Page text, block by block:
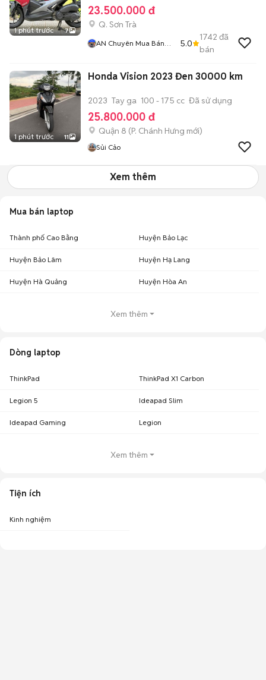
1 phút trước 7
23.500.000 đ
Q. Sơn Trà
AN Chuyên Mua Bán
Nẵng BÁN XE TRẢ GÓP
5.0
1742 đã
bán
1 phút trước 11
Honda Vision 2023 Đen 30000 km
2023 Tay ga 100 - 175 cc Đã sử dụng
25.800.000 đ
Quận 8 (P. Chánh Hưng mới)
Sủi Cảo
Xem thêm
Mua bán laptop
Thành phố Cao Bằng Huyện Bảo Lạc
Huyện Bảo Lâm Huyện Hạ Lang
Huyện Hà Quảng Huyện Hòa An
Xem thêm
Dòng laptop
ThinkPad ThinkPad X1 Carbon
Legion 5 Ideapad Slim
Ideapad Gaming Legion
Xem thêm
Tiện ích
Kinh nghiệm